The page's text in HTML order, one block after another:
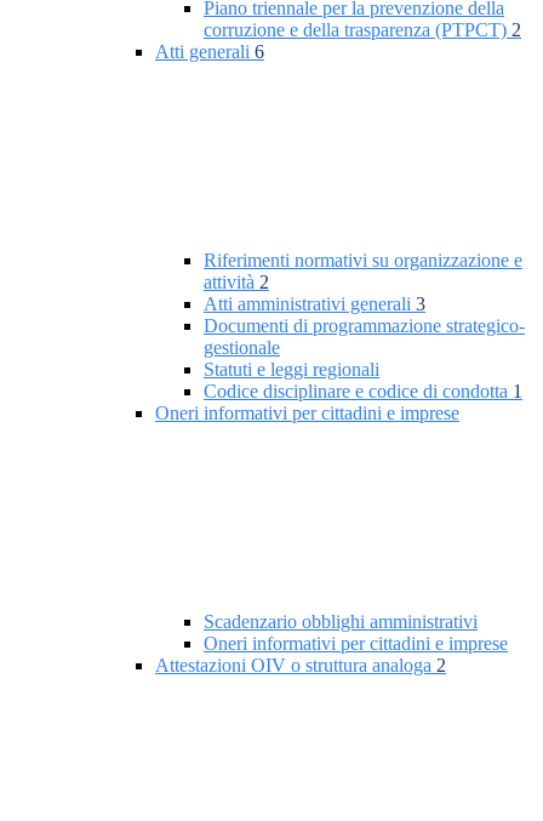
Piano triennale per la prevenzione della
corruzione e della trasparenza (PTPCT) 2
Atti generali 6
Riferimenti normativi su organizzazione e
attività 2
Atti amministrativi generali 3
Documenti di programmazione strategico-
gestionale
Statuti e leggi regionali
Codice disciplinare e codice di condotta 1
Oneri informativi per cittadini e imprese
Scadenzario obblighi amministrativi
Oneri informativi per cittadini e imprese
Attestazioni OIV o struttura analoga 2